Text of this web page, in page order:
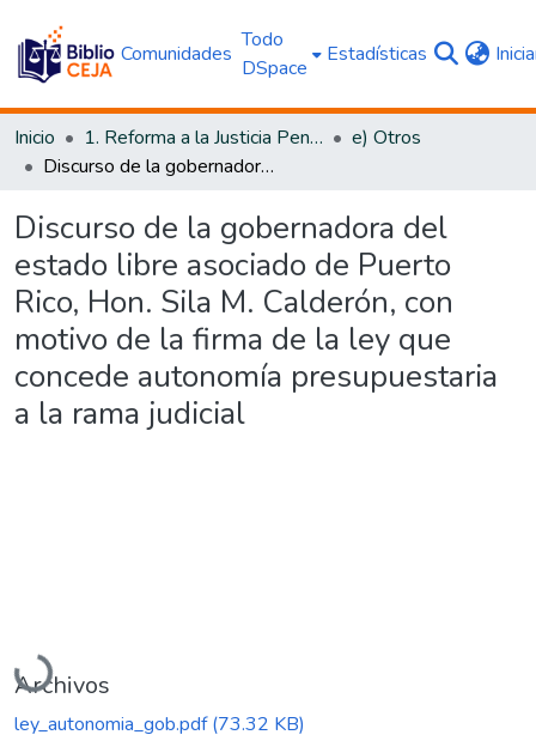
Comunidades
Todo
DSpace
Estadísticas
Inicio 1. Reforma a la Justicia Penal
e) Otros
Discurso de la gobernadora del estado libre asociado de Puerto Rico, Hon. Sila M. Calderón, con motivo de la firma de la ley que concede autonomía presupuestaria a la rama judicial
Discurso de la gobernadora del
estado libre asociado de Puerto
Rico, Hon. Sila M. Calderón, con
motivo de la firma de la ley que
concede autonomía presupuestaria
a la rama judicial
Cargando...
Archivos
ley_autonomia_gob.pdf(73.32 KB)